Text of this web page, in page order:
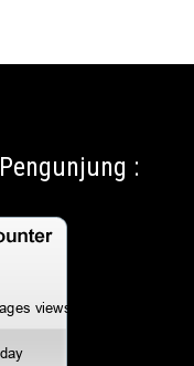
Pengunjung :